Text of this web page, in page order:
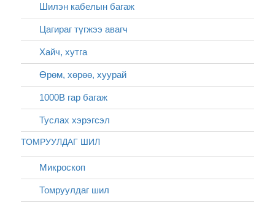
Шилэн кабелын багаж
Цагираг түгжээ авагч
Хайч, хутга
Өрөм, хөрөө, хуурай
1000В гар багаж
Туслах хэрэгсэл
ТОМРУУЛДАГ ШИЛ
Микроскоп
Томруулдаг шил